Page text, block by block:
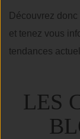
Découvrez
et tenez vous
tendances
LES